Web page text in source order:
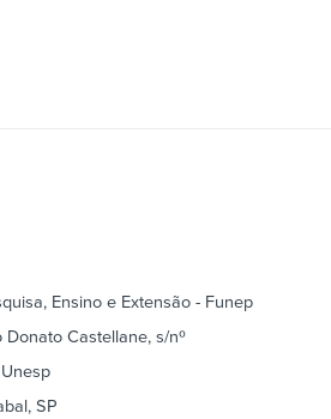
Ensino e Extensão - Funep
Castellane, s/nº
SP